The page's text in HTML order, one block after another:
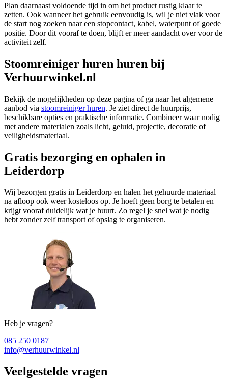
Plan daarnaast voldoende tijd in om het product rustig klaar te
zetten. Ook wanneer het gebruik eenvoudig is, wil je niet vlak voor
de start nog zoeken naar een stopcontact, kabel, waterpunt of goede
positie. Door dit vooraf te doen, blijft er meer aandacht over voor de
activiteit zelf.
Stoomreiniger huren huren bij
Verhuurwinkel.nl
Bekijk de mogelijkheden op deze pagina of ga naar het algemene
aanbod via stoomreiniger huren. Je ziet direct de huurprijs,
beschikbare opties en praktische informatie. Combineer waar nodig
met andere materialen zoals licht, geluid, projectie, decoratie of
veiligheidsmateriaal.
Gratis bezorging en ophalen in
Leiderdorp
Wij bezorgen gratis in Leiderdorp en halen het gehuurde materiaal
na afloop ook weer kosteloos op. Je hoeft geen borg te betalen en
krijgt vooraf duidelijk wat je huurt. Zo regel je snel wat je nodig
hebt zonder zelf transport of opslag te organiseren.
Heb je vragen?
085 250 0187
info@verhuurwinkel.nl
Veelgestelde vragen